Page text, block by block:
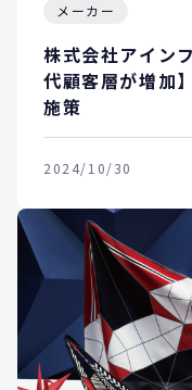
メーカー
株式会社アイン
代顧客層が増加
施策
2024/10/30